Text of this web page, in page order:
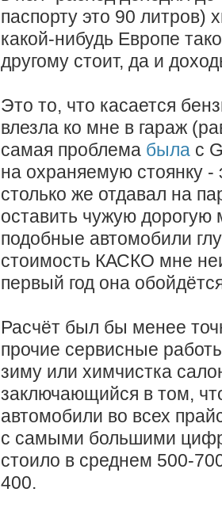
паспорту это 90 литров)
какой-нибудь Европе
другому стоит, да и
Это то, что касается
влезла ко мне в гараж
самая проблема была с
на охраняемую стоянку
столько же отдавал на
оставить чужую дорогую
подобные автомобили
стоимость КАСКО мне
первый год она
Расчёт был бы менее
прочие сервисные
зиму или химчистка
заключающийся в том,
автомобили во всех
с самыми большими
стоило в среднем 500-
400.